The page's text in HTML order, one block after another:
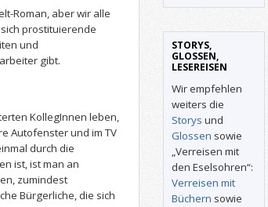
Roman, aber wir alle
prostituierende
und
gibt.
KollegInnen leben,
Autofenster und im TV
durch die
ist, ist man an
zumindest
Bürgerliche, die sich
STORYS,
GLOSSEN,
LESEREISEN
Wir empfehlen
weiters die
Storys und
Glossen sowie
„Verreisen mit
den Eselsohren“:
Verreisen mit
Büchern sowie